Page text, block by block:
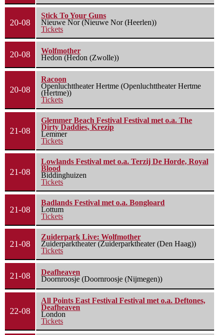
20-08
Stick To Your Guns
Nieuwe Nor (Nieuwe Nor (Heerlen))
Tickets
20-08
Wolfmother
Hedon (Hedon (Zwolle))
20-08
Racoon
Openluchttheater Hertme (Openluchttheater Hertme
(Hertme))
Tickets
21-08
Glemmer Beach Festival Festival met o.a. The
Dirty Daddies, Krezip
Lemmer
Tickets
21-08
Lowlands Festival met o.a. Terzij De Horde, Royal
Blood
Biddinghuizen
Tickets
21-08
Badlands Festival met o.a. Bongloard
Lottum
Tickets
21-08
Zuiderpark Live: Wolfmother
Zuiderparktheater (Zuiderparktheater (Den Haag))
Tickets
21-08
Deafheaven
Doornroosje (Doornroosje (Nijmegen))
22-08
All Points East Festival Festival met o.a. Deftones,
Deafheaven
London
Tickets